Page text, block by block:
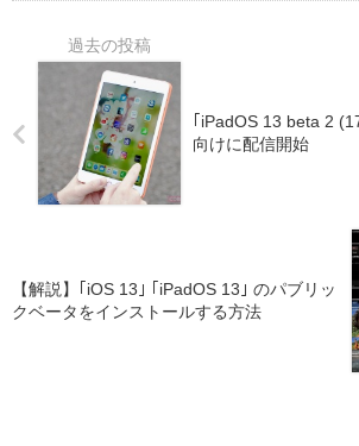
｢iPadOS 13 beta 2
向けに配信開始
【解説】｢iOS 13｣ ｢iPadOS 13｣ のパブリッ
クベータをインストールする方法